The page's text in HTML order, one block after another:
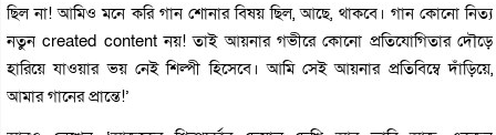
ছিল না! আমিও মনে করি গান শোনার বিষয় ছিল, আছে, থাকবে। গান কোনো নিত্য
নতুন created content নয়! তাই আয়নার গভীরে কোনো প্রতিযোগিতার দৌড়ে
হারিয়ে যাওয়ার ভয় নেই শিল্পী হিসেবে। আমি সেই আয়নার প্রতিবিম্বে দাঁড়িয়ে,
আমার গানের প্রান্তে!’